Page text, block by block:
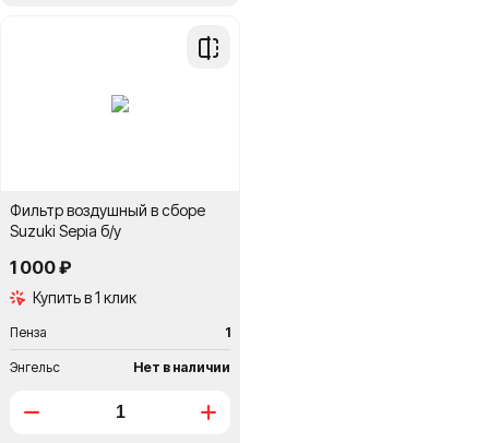
Добавить
Фильтр воздушный в сборе
Suzuki Sepia б/у
1 000 ₽
Купить в 1 клик
Пенза 1
Энгельс Нет в наличии